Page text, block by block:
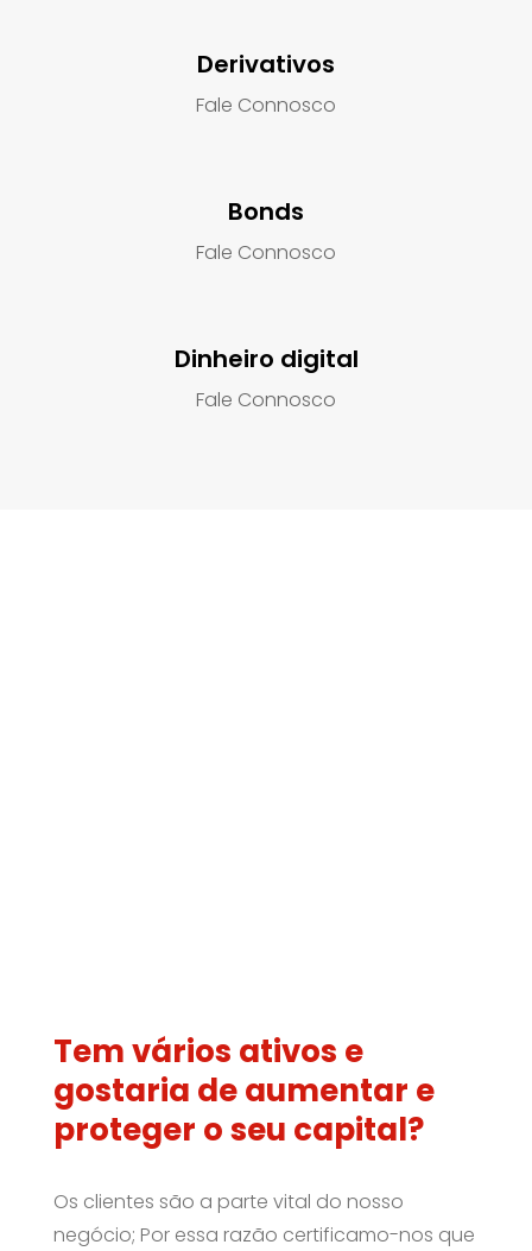
Derivativos
Fale Connosco
Bonds
Fale Connosco
Dinheiro digital
Fale Connosco
Tem vários ativos e
gostaria de aumentar e
proteger o seu capital?
Os clientes são a parte vital do nosso
negócio; Por essa razão certificamo-nos que